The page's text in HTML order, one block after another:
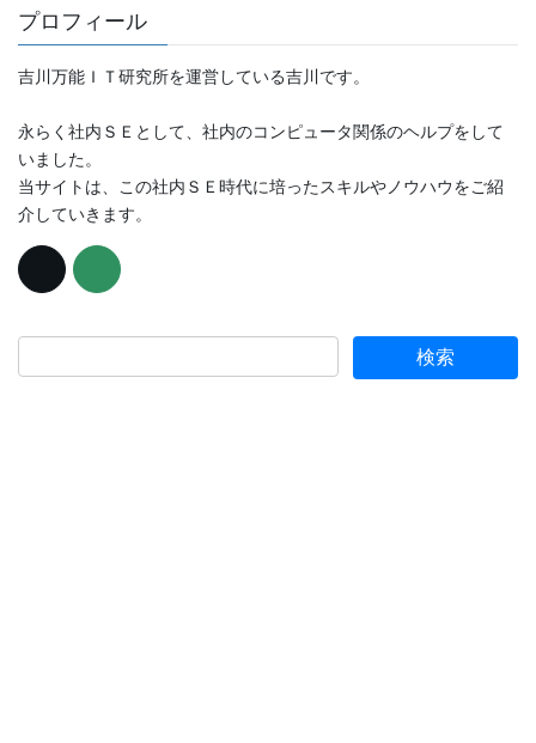
プロフィール
吉川万能ＩＴ研究所を運営している吉川です。
永らく社内ＳＥとして、社内のコンピュータ関係のヘルプをして
いました。
当サイトは、この社内ＳＥ時代に培ったスキルやノウハウをご紹
介していきます。